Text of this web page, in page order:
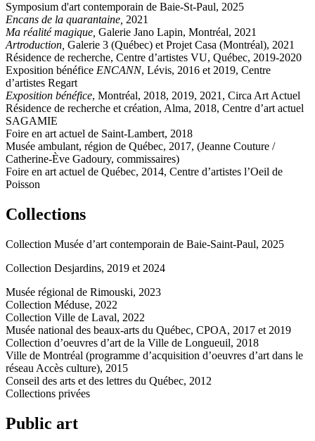
Symposium d'art contemporain de Baie-St-Paul, 2025
Encans de la quarantaine, 2021
Ma réalité magique, Galerie Jano Lapin, Montréal, 2021
Artroduction, Galerie 3 (Québec) et Projet Casa (Montréal), 2021
Résidence de recherche, Centre d’artistes VU, Québec, 2019-2020
Exposition bénéfice ENCANN, Lévis, 2016 et 2019, Centre
d’artistes Regart
Exposition bénéfice, Montréal, 2018, 2019, 2021, Circa Art Actuel
Résidence de recherche et création, Alma, 2018, Centre d’art actuel
SAGAMIE
Foire en art actuel de Saint-Lambert, 2018
Musée ambulant, région de Québec, 2017, (Jeanne Couture /
Catherine-Ève Gadoury, commissaires)
Foire en art actuel de Québec, 2014, Centre d’artistes l’Oeil de
Poisson
Collections
Collection Musée d’art contemporain de Baie-Saint-Paul, 2025
Collection Desjardins, 2019 et 2024
Musée régional de Rimouski, 2023
Collection Méduse, 2022
Collection Ville de Laval, 2022
Musée national des beaux-arts du Québec, CPOA, 2017 et 2019
Collection d’oeuvres d’art de la Ville de Longueuil, 2018
Ville de Montréal (programme d’acquisition d’oeuvres d’art dans le
réseau Accès culture), 2015
Conseil des arts et des lettres du Québec, 2012
Collections privées
Public art